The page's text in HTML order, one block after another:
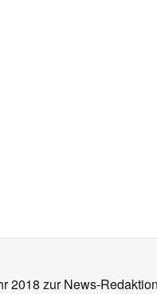
2018 zur News-Redaktion